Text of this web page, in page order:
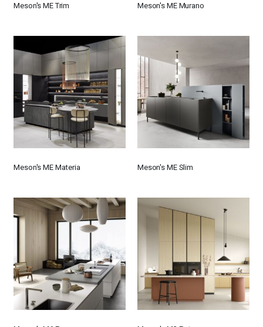
Meson's ME Trim Meson's ME Murano
Meson's ME Materia Meson's ME Slim